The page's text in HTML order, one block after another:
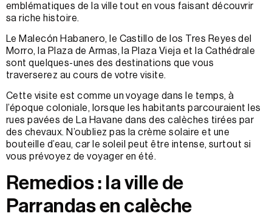
emblématiques de la ville tout en vous faisant découvrir
sa riche histoire.
Le Malecón Habanero, le Castillo de los Tres Reyes del
Morro, la Plaza de Armas, la Plaza Vieja et la Cathédrale
sont quelques-unes des destinations que vous
traverserez au cours de votre visite.
Cette visite est comme un voyage dans le temps, à
l’époque coloniale, lorsque les habitants parcouraient les
rues pavées de La Havane dans des calèches tirées par
des chevaux. N’oubliez pas la crème solaire et une
bouteille d’eau, car le soleil peut être intense, surtout si
vous prévoyez de voyager en été.
Remedios : la ville de
Parrandas en calèche